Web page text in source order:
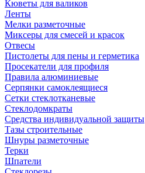
Кюветы для валиков
Ленты
Мелки разметочные
Миксеры для смесей и красок
Отвесы
Пистолеты для пены и герметика
Просекатели для профиля
Правила алюминиевые
Серпянки самоклеящиеся
Сетки стеклотканевые
Стеклодомкраты
Средства индивидуальной защиты
Тазы строительные
Шнуры разметочные
Терки
Шпатели